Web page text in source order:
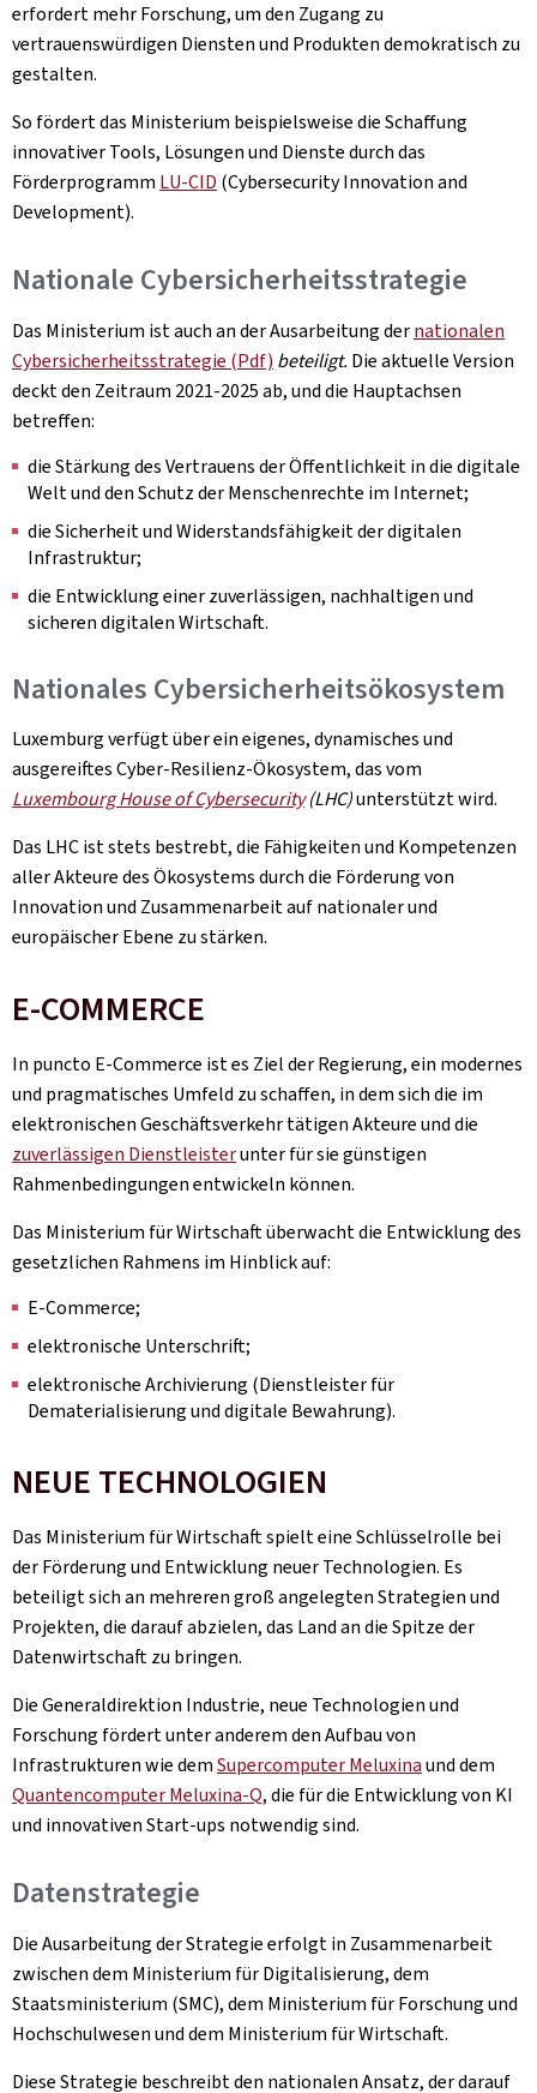
erfordert mehr Forschung, um den Zugang zu
vertrauenswürdigen Diensten und Produkten demokratisch zu
gestalten.
So fördert das Ministerium beispielsweise die Schaffung
innovativer Tools, Lösungen und Dienste durch das
Förderprogramm LU-CID (Cybersecurity Innovation and
Development).
Nationale Cybersicherheitsstrategie
Das Ministerium ist auch an der Ausarbeitung dernationalen
Cybersicherheitsstrategie (Pdf) beteiligt. Die aktuelle Version
deckt den Zeitraum 2021-2025 ab, und die Hauptachsen
betreffen:
die Stärkung des Vertrauens der Öffentlichkeit in die digitale
Welt und den Schutz der Menschenrechte im Internet;
die Sicherheit und Widerstandsfähigkeit der digitalen
Infrastruktur;
die Entwicklung einer zuverlässigen, nachhaltigen und
sicheren digitalen Wirtschaft.
Nationales Cybersicherheitsökosystem
Luxemburg verfügt über ein eigenes, dynamisches und
ausgereiftes Cyber-Resilienz-Ökosystem, das vom
Luxembourg House of Cybersecurity(LHC)unterstützt wird.
Das LHC ist stets bestrebt, die Fähigkeiten und Kompetenzen
aller Akteure des Ökosystems durch die Förderung von
Innovation und Zusammenarbeit auf nationaler und
europäischer Ebene zu stärken.
E-COMMERCE
In puncto E-Commerce ist es Ziel der Regierung, ein modernes
und pragmatisches Umfeld zu schaffen, in dem sich die im
elektronischen Geschäftsverkehr tätigen Akteure und die
zuverlässigen Dienstleisterunter für sie günstigen
Rahmenbedingungen entwickeln können.
Das Ministerium für Wirtschaft überwacht die Entwicklung des
gesetzlichen Rahmens im Hinblick auf:
E-Commerce;
elektronische Unterschrift;
elektronische Archivierung (Dienstleister für
Dematerialisierung und digitale Bewahrung).
NEUE TECHNOLOGIEN
Das Ministerium für Wirtschaft spielt eine Schlüsselrolle bei
der Förderung und Entwicklung neuer Technologien. Es
beteiligt sich an mehreren groß angelegten Strategien und
Projekten, die darauf abzielen, das Land an die Spitze der
Datenwirtschaft zu bringen.
Die Generaldirektion Industrie, neue Technologien und
Forschung fördert unter anderem den Aufbau von
Infrastrukturen wie demSupercomputer Meluxinaund dem
Quantencomputer Meluxina-Q, die für die Entwicklung von KI
und innovativen Start-ups notwendig sind.
Datenstrategie
Die Ausarbeitung der Strategie erfolgt in Zusammenarbeit
zwischen dem Ministerium für Digitalisierung, dem
Staatsministerium (SMC), dem Ministerium für Forschung und
Hochschulwesen und dem Ministerium für Wirtschaft.
Diese Strategie beschreibt den nationalen Ansatz, der darauf